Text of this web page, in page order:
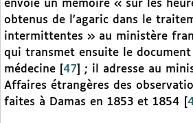
envoie un mémoire « sur les
obtenus de l’agaric dans le
intermittentes » au ministère
qui transmet ensuite le document
médecine
47
; il adresse au
Affaires étrangères des
faites à Damas en 1853 et 1854